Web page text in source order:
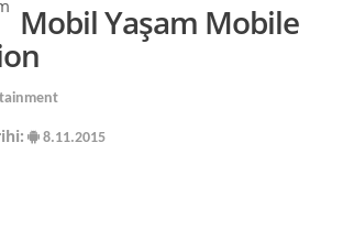
Mobil Yaşam Mobile
8.11.2015